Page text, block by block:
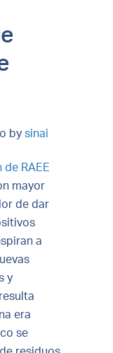
by sinai
RAEE
mayor
de dar
a
y
era
se